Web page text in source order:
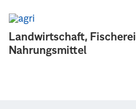
Landwirtschaft,
Nahrungsmittel